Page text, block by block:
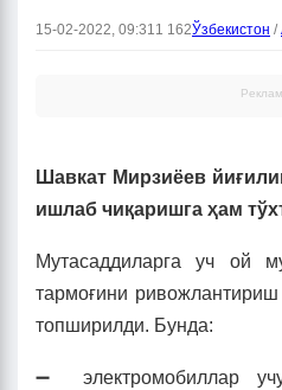
15-02-2022, 09:311 162Ўзбекистон /
Шавкат Мирзиёев
ишлаб чиқаришга ҳам
Мутасаддиларга уч ой
тармоғини ривожлантириш
топширилди. Бунда:
➖ электромобиллар